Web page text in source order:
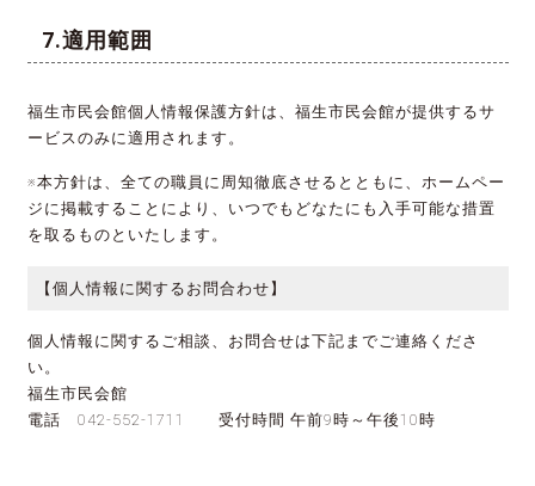
適用範囲
福生市民会館個人情報保護方針は、福生市民会館が提供するサ
ービスのみに適用されます。
※本方針は、全ての職員に周知徹底させるとともに、ホームペー
ジに掲載することにより、いつでもどなたにも入手可能な措置
を取るものといたします。
【個人情報に関するお問合わせ】
個人情報に関するご相談、お問合せは下記までご連絡くださ
い。
福生市民会館
電話 042-552-1711 受付時間 午前9時～午後10時